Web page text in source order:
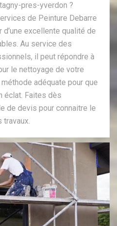
pres-yverdon ?
de Peinture Debarre
excellente qualité de
Au service des
il peut répondre à
le nettoyage de votre
adéquate pour que
éclat. Faites dès
de devis pour connaitre le
travaux.